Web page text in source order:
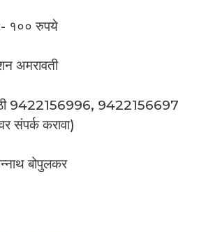
१०० रुपये
अमरावती
9422156996, 9422156697
संपर्क करावा)
बोपुलकर